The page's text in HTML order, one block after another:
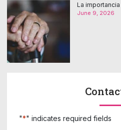
La
June 9, 2026
"*" indicates required fields